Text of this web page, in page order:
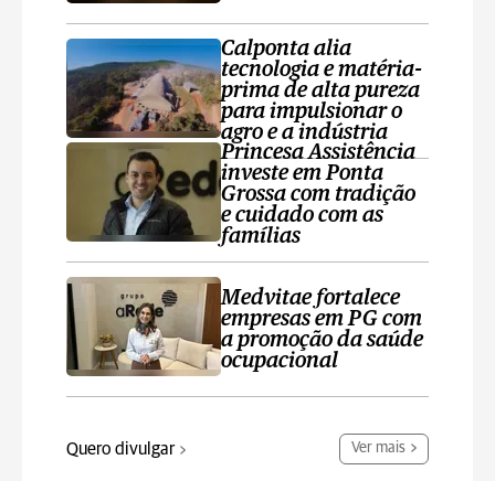
Calponta alia
tecnologia e matéria-
prima de alta pureza
para impulsionar o
agro e a indústria
Princesa Assistência
investe em Ponta
Grossa com tradição
e cuidado com as
famílias
Medvitae fortalece
empresas em PG com
a promoção da saúde
ocupacional
Quero divulgar Ver mais